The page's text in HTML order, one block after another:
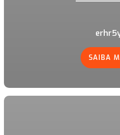
SAIBA